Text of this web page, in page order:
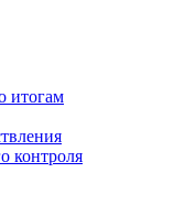
итогам
контроля